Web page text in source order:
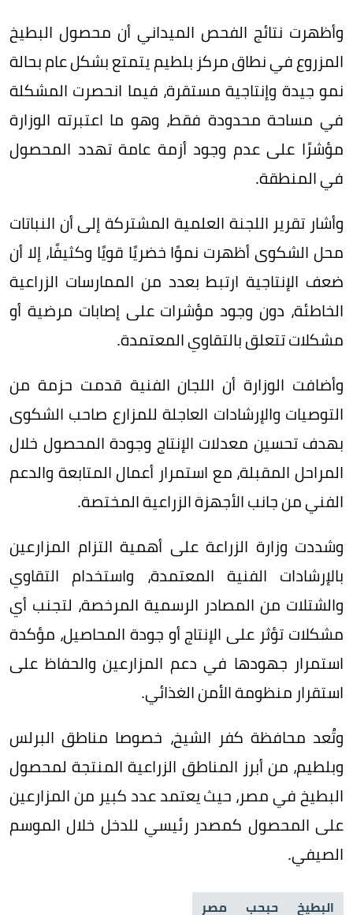
وأظهرت نتائج الفحص الميداني أن محصول البطيخ
المزروع في نطاق مركز بلطيم يتمتع بشكل عام بحالة
نمو جيدة وإنتاجية مستقرة، فيما انحصرت المشكلة
في مساحة محدودة فقط، وهو ما اعتبرته الوزارة
مؤشرًا على عدم وجود أزمة عامة تهدد المحصول
في المنطقة.
وأشار تقرير اللجنة العلمية المشتركة إلى أن النباتات
محل الشكوى أظهرت نموًا خضريًا قويًا وكثيفًا، إلا أن
ضعف الإنتاجية ارتبط بعدد من الممارسات الزراعية
الخاطئة، دون وجود مؤشرات على إصابات مرضية أو
مشكلات تتعلق بالتقاوي المعتمدة.
وأضافت الوزارة أن اللجان الفنية قدمت حزمة من
التوصيات والإرشادات العاجلة للمزارع صاحب الشكوى
بهدف تحسين معدلات الإنتاج وجودة المحصول خلال
المراحل المقبلة، مع استمرار أعمال المتابعة والدعم
الفني من جانب الأجهزة الزراعية المختصة.
وشددت وزارة الزراعة على أهمية التزام المزارعين
بالإرشادات الفنية المعتمدة، واستخدام التقاوي
والشتلات من المصادر الرسمية المرخصة، لتجنب أي
مشكلات تؤثر على الإنتاج أو جودة المحاصيل، مؤكدة
استمرار جهودها في دعم المزارعين والحفاظ على
استقرار منظومة الأمن الغذائي.
وتُعد محافظة كفر الشيخ، خصوصا مناطق البرلس
وبلطيم، من أبرز المناطق الزراعية المنتجة لمحصول
البطيخ في مصر، حيث يعتمد عدد كبير من المزارعين
على المحصول كمصدر رئيسي للدخل خلال الموسم
الصيفي.
البطيخ حبحب مصر